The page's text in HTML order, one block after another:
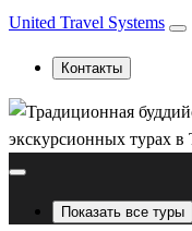
United Travel Systems
Контакты
Показать все туры